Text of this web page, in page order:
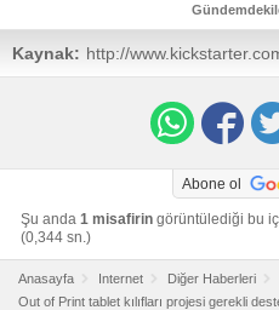
Kaynak: http://
print-ebook-jackets-for-
Abone ol
Şu anda 1 misafirin görüntülediği bu
(0,344 sn.)
Anasayfa Internet
Diğer Haberleri
Out of Print tablet kılıfları projesi gerekli